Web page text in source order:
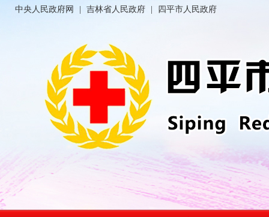
中央人民政府网 吉林省人民政府 四平市人民政府